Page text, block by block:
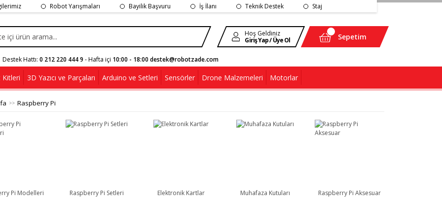
Robot Yarışmaları Bayilik Başvuru İş İlanı Teknik Destek Staj
Hoş Geldiniz
Giriş Yap / Üye Ol
Sepetim
Destek Hattı: 0 212 220 444 9 - Hafta içi 10:00 - 18:00 destek@robotzade.com
Kitleri 3D Yazıcı ve Parçaları Arduino ve Setleri Sensörler Drone Malzemeleri Motorlar
Raspberry Pi
Pi Modelleri Raspberry Pi Setleri Elektronik Kartlar Muhafaza Kutuları Raspberry Pi Aksesuar